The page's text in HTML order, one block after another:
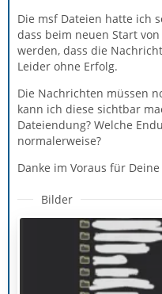
Die msf Dateien hatte ich
dass beim neuen Start
werden, dass die
Leider ohne Erfolg.
Die Nachrichten müssen
kann ich diese sichtbar
Dateiendung? Welche
normalerweise?
Danke im Voraus für
Bilder